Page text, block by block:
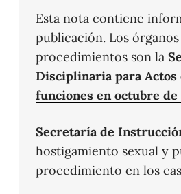
Esta nota contiene
publicación. Los
procedimientos son la
Disciplinaria para
funciones en octubre de
Secretaría de
hostigamiento sexual y
procedimiento en los